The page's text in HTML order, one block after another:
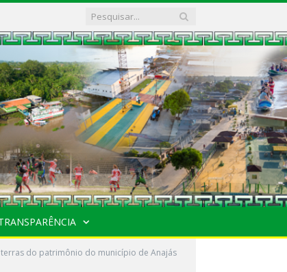
terras do patrimônio do município de Anajás